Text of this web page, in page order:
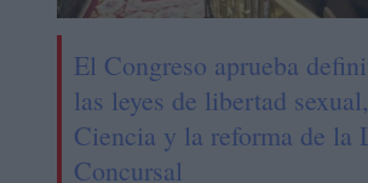
El Congreso aprueba
las leyes de libertad
Ciencia y la reforma de la
Concursal